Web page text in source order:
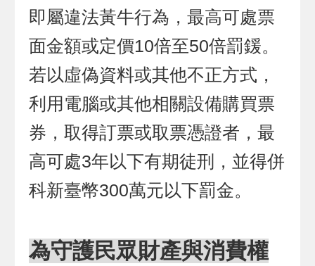
即屬違法黃牛行為，最高可處票
面金額或定價10倍至50倍罰鍰。
若以虛偽資料或其他不正方式，
利用電腦或其他相關設備購買票
券，取得訂票或取票憑證者，最
高可處3年以下有期徒刑，並得併
科新臺幣300萬元以下罰金。
為守護民眾財產與消費權